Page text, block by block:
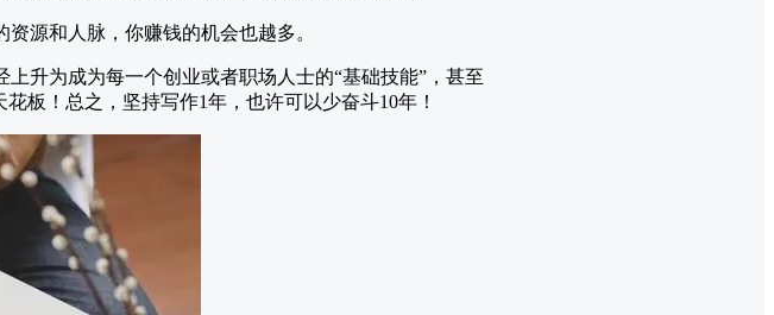
源和人脉，你赚钱的机会也越多。
升为成为每一个创业或者职场人士的“基础技能”，甚至
板！总之，坚持写作1年，也许可以少奋斗10年！